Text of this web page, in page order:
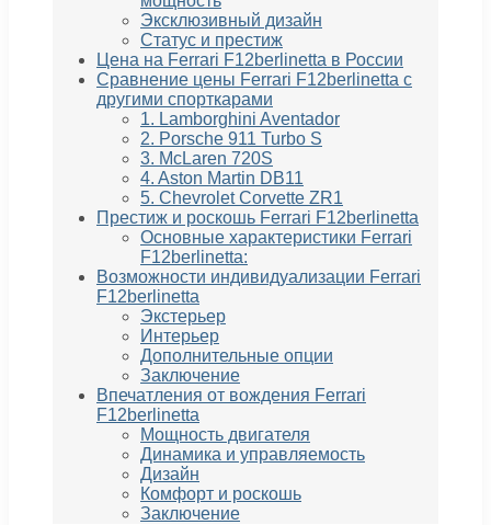
Эксклюзивный дизайн
Статус и престиж
Цена на Ferrari F12berlinetta в России
Сравнение цены Ferrari F12berlinetta с
другими спорткарами
1. Lamborghini Aventador
2. Porsche 911 Turbo S
3. McLaren 720S
4. Aston Martin DB11
5. Chevrolet Corvette ZR1
Престиж и роскошь Ferrari F12berlinetta
Основные характеристики Ferrari
F12berlinetta:
Возможности индивидуализации Ferrari
F12berlinetta
Экстерьер
Интерьер
Дополнительные опции
Заключение
Впечатления от вождения Ferrari
F12berlinetta
Мощность двигателя
Динамика и управляемость
Дизайн
Комфорт и роскошь
Заключение